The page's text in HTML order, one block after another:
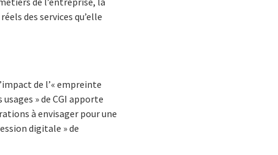
des services qu’elle
de l’« empreinte
» de CGI apporte
à envisager pour une
digitale » de